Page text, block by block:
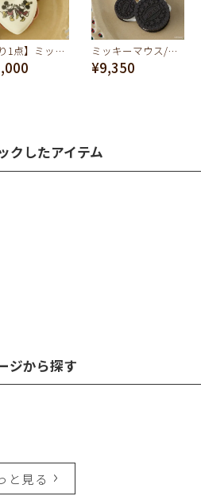
【残り1点】ミッキー&ミニー/ハートマカロン キーホルダー【ディズニー アクセサリー】 ミッキーマウス/クリームサンド ココア クッキー バッグチャーム
¥9,350
クしたアイテム
ジから探す
と見る